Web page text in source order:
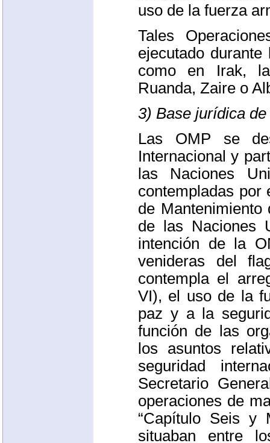
uso de la fuerza
Tales
ejecutado
como en Irak,
Ruanda, Zaire o
3) Base jurídica
Las OMP se
Internacional y
las Naciones
contempladas por
de
de las Naciones
intención de la
venideras del
contempla el
VI), el uso de la
paz y a la
función de las
los asuntos
seguridad
Secretario
operaciones de
“Capítulo Seis y
situaban entre